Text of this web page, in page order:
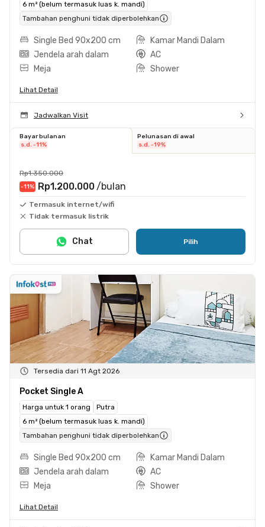
6 m² (belum termasuk luas k. mandi)
Tambahan penghuni tidak diperbolehkan
Single Bed 90x200 cm
Kamar Mandi Dalam
Jendela arah dalam
AC
Meja
Shower
Lihat Detail
Jadwalkan Visit
Bayar bulanan
s.d. -11%
Pelunasan di awal
s.d. -19%
Rp1.350.000
-11% Rp1.200.000 /bulan
Termasuk internet/wifi
Tidak termasuk listrik
Pilih
Chat
Tersedia dari 11 Agt 2026
Pocket Single A
Harga untuk 1 orang
Putra
6 m² (belum termasuk luas k. mandi)
Tambahan penghuni tidak diperbolehkan
Single Bed 90x200 cm
Kamar Mandi Dalam
Jendela arah dalam
AC
Meja
Shower
Lihat Detail